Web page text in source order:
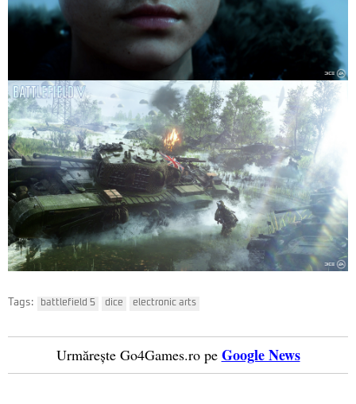
Tags: battlefield 5 dice electronic arts
Urmărește Go4Games.ro pe Google News